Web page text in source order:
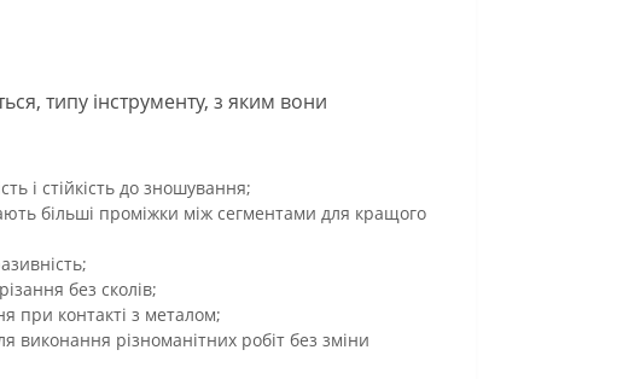
типу інструменту, з яким вони
і стійкість до зношування;
більші проміжки між сегментами для кращого
без сколів;
при контакті з металом;
виконання різноманітних робіт без зміни